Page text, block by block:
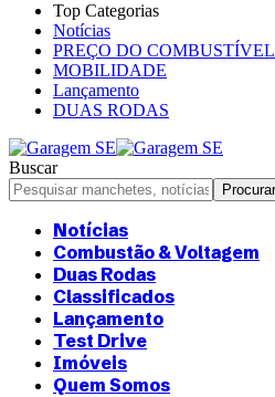
Top Categorias
Notícias
PREÇO DO COMBUSTÍVEL
MOBILIDADE
Lançamento
DUAS RODAS
Buscar
Notícias
Combustão & Voltagem
Duas Rodas
Classificados
Lançamento
Test Drive
Imóveis
Quem Somos